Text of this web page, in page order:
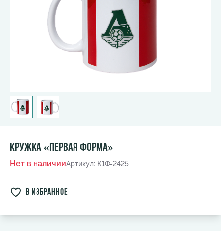
Кружка «Первая форма»
Нет в наличииАртикул: К1Ф-2425
в избранное